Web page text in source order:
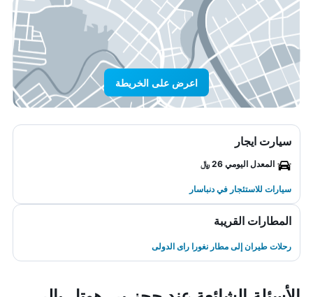
اعرض على الخريطة
سيارت ايجار
المعدل اليومي 26 ﷼
سيارات للاستئجار في دنباسار
المطارات القريبة
رحلات طيران إلى مطار نغورا راى الدولى